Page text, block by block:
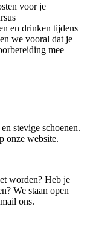
voor je
en drinken tijdens
we vooral dat je
mee
stevige schoenen.
onze website.
worden? Heb je
We staan open
ons.